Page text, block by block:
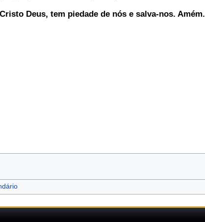
Deus, tem piedade de nós e salva-nos. Amém.